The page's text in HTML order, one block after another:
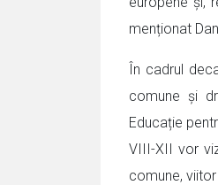
menționat
În cadrul
comune și
Educație
VIII-XII vor
comune,